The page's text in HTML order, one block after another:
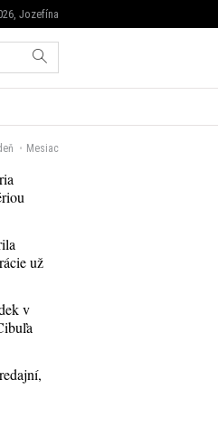
Jozefína
Mesiac
už
v